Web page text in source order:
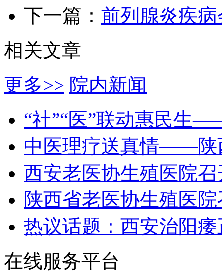
下一篇： 前列腺炎疾
相关文章
更多>> 院内新闻
“社”“医”联动惠民生
中医理疗送真情——陕
西安老医协生殖医院
陕西省老医协生殖医
热议话题：西安治阳
在线服务平台